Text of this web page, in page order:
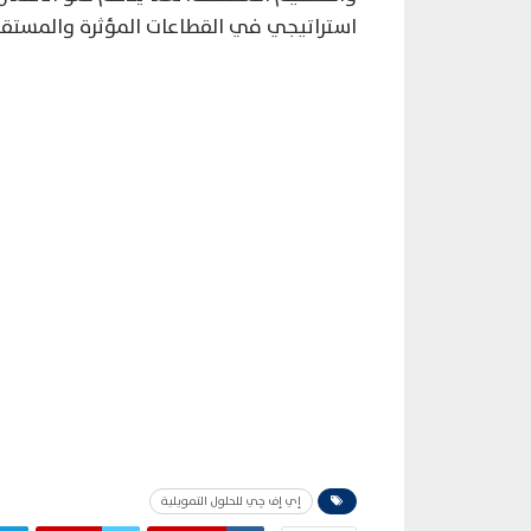
استراتيجي في القطاعات المؤثرة
إي إف چي للحلول التمويلية